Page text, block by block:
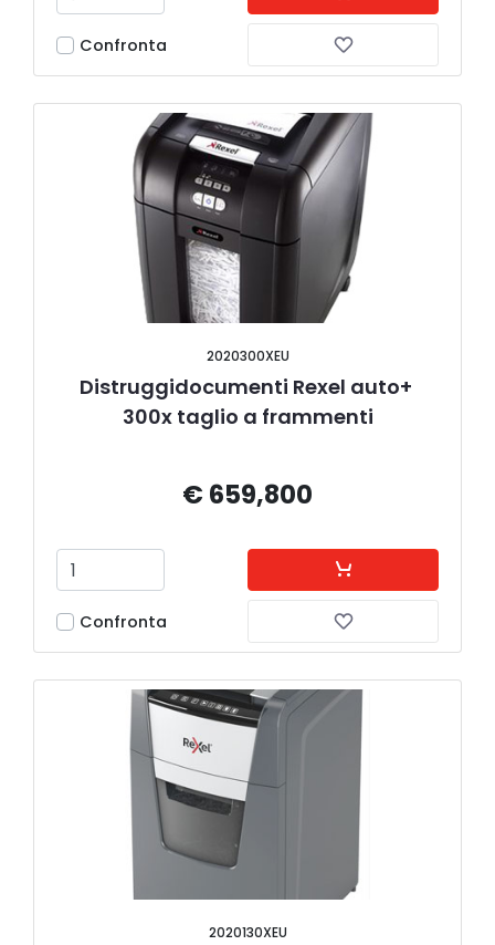
Confronta
2020300XEU
Distruggidocumenti Rexel auto+
300x taglio a frammenti
€ 659,800
Confronta
2020130XEU